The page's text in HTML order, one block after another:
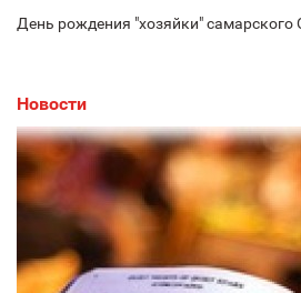
День рождения "хозяйки" самарского
Новости